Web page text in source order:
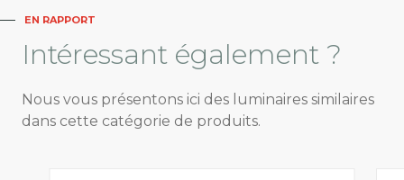
EN RAPPORT
Intéressant également ?
Nous vous présentons ici des luminaires similaires
dans cette catégorie de produits.